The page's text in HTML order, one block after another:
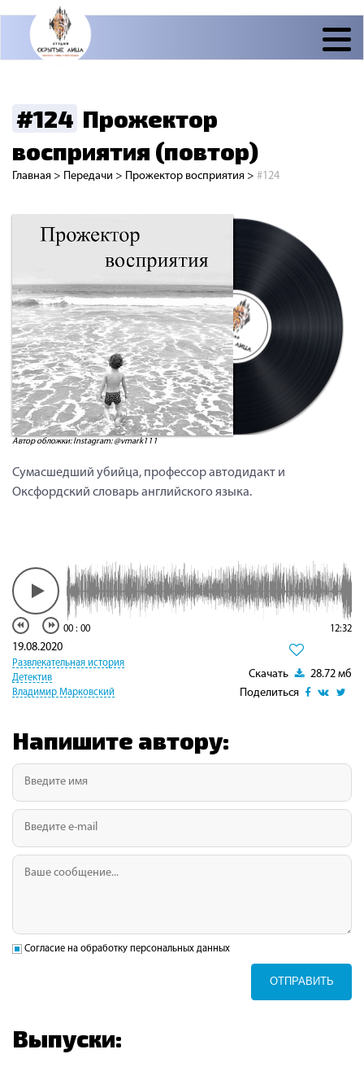
#124 Прожектор
восприятия (повтор)
Главная > Передачи > Прожектор восприятия > #124
Автор обложки: Instagram: @vmark111
Сумасшедший убийца, профессор автодидакт и
Оксфордский словарь английского языка.
00 : 00 12:32
Скачать
28.72 мб
Поделиться
19.08.2020
Развлекательная история
Детектив
Владимир Марковский
Напишите автору:
Согласие на обработку персональных данных
ОТПРАВИТЬ
Выпуски: